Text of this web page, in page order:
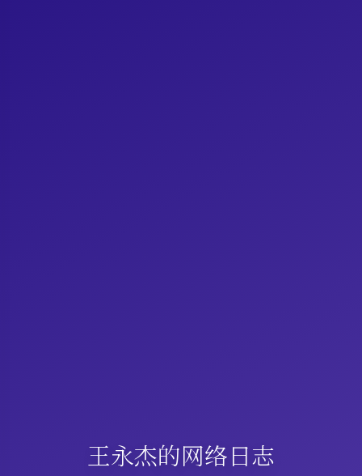
王永杰的网络日志